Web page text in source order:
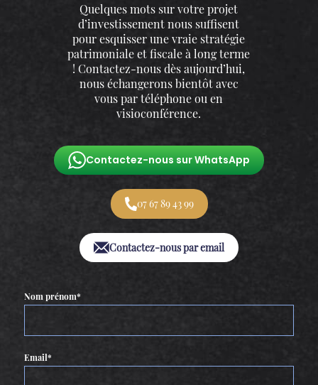
Quelques mots sur votre projet
d’investissement nous suffisent
pour esquisser une vraie stratégie
patrimoniale et fiscale à long terme
! Contactez-nous dès aujourd’hui,
nous échangerons bientôt avec
vous par téléphone ou en
visioconférence.
Contactez-nous sur WhatsApp
07 67 89 43 99
Contactez-nous par email
Nom prénom*
Email*